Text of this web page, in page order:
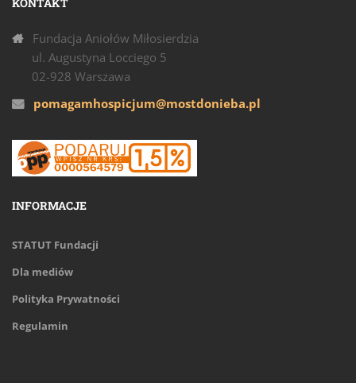
Fundacja Aniołów Miłosierdzia
ul. Augustyna Locciego 5
02-928 Warszawa
pomagamhospicjum@mostdonieba.pl
INFORMACJE
STATUT Fundacji
Dla mediów
Polityka Prywatności
Regulamin